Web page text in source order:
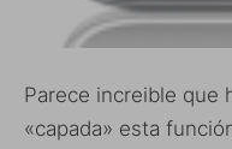
Parece increible que
«capada» esta